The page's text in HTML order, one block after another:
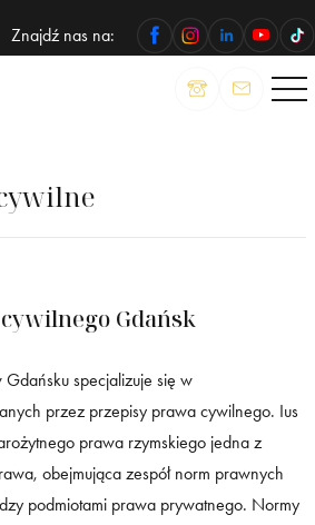
Znajdź nas na:
Gdańsk
specjalizuje się w
przez przepisy prawa cywilnego. Ius
prawa rzymskiego jedna z
obejmująca zespół norm prawnych
podmiotami prawa prywatnego. Normy